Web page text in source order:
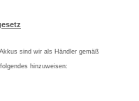
sind wir als Händler gemäß
hinzuweisen: